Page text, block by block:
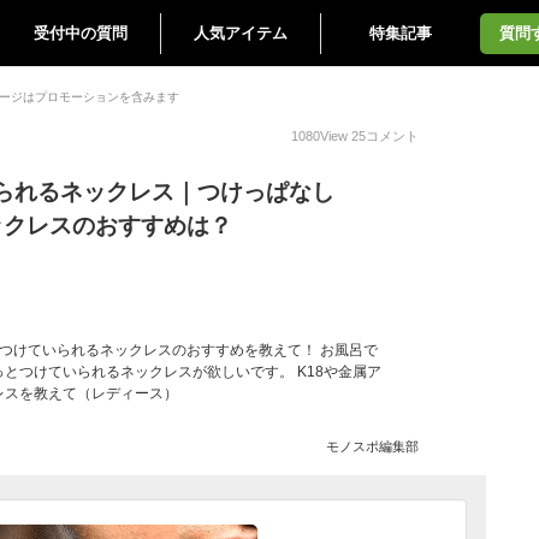
受付中の質問 人気アイテム 特集記事 質問
ジはプロモーションを含みます
1080View 25コメント
れるネックレス｜つけっぱなし
レスのおすすめは？
けていられるネックレスのおすすめを教えて！ お風呂で
つけていられるネックレスが欲しいです。 K18や金属ア
を教えて（レディース）
モノスポ編集部